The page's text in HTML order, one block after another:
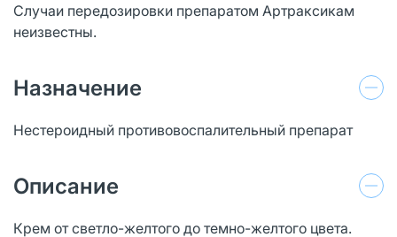
Случаи передозировки препаратом Артраксикам
неизвестны.
Назначение
Нестероидный противовоспалительный препарат
Описание
Крем от светло-желтого до темно-желтого цвета.